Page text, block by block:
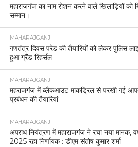
महाराजगंज का नाम रोशन करने वाले खिलाड़ियों को
सम्मान।
MAHARAJGANJ
गणतंत्र दिवस परेड की तैयारियों को लेकर पुलिस
हुआ ग्रैंड रिहर्सल
MAHARAJGANJ
महराजगंज में ब्लैकआउट माकड्रिल से परखी गई
प्रबंधन की तैयारियां
MAHARAJGANJ
अपराध नियंत्रण में महाराजगंज ने रचा नया मानक,
2025 रहा निर्णायक : डीएम संतोष कुमार शर्मा